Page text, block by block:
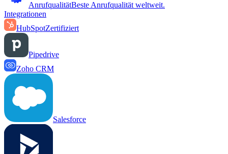
AnrufqualitätBeste Anrufqualität weltweit.
Integrationen
HubSpotZertifiziert
Pipedrive
Zoho CRM
Salesforce